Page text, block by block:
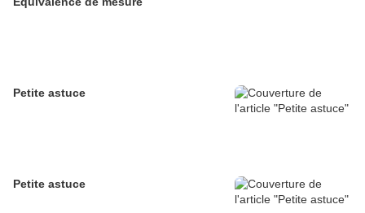
Petite astuce
Petite astuce